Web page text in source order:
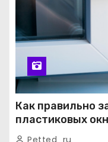
Как правильно
пластиковых
руководство от
Petted_ru